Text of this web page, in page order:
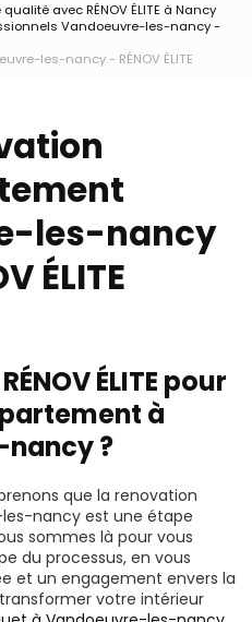
avec RÉNOV ÉLITE à Nancy
Vandoeuvre-les-nancy -
les-nancy - RÉNOV ÉLITE
les-nancy
ÉLITE
ÉLITE pour
à
?
que la renovation
nancy est une étape
sommes là pour vous
du processus, en vous
et un engagement envers la
votre intérieur